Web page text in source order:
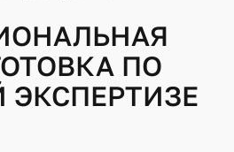
ПО
ЭКСПЕРТИЗЕ